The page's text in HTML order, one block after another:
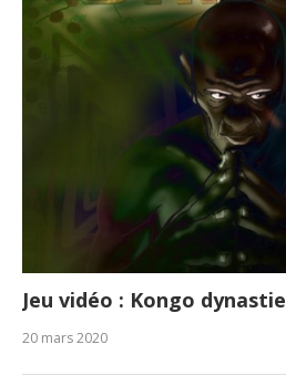
Jeu vidéo : Kongo dynastie
20 mars 2020